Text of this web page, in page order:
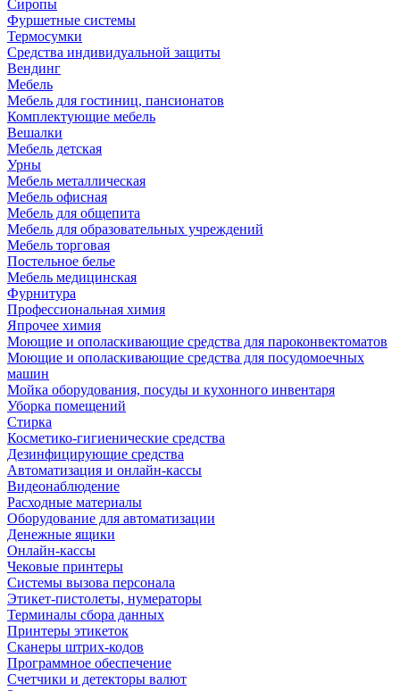
Сиропы
Фуршетные системы
Термосумки
Средства индивидуальной защиты
Вендинг
Мебель
Мебель для гостиниц, пансионатов
Комплектующие мебель
Вешалки
Мебель детская
Урны
Мебель металлическая
Мебель офисная
Мебель для общепита
Мебель для образовательных учреждений
Мебель торговая
Постельное белье
Мебель медицинская
Фурнитура
Профессиональная химия
Япрочее химия
Моющие и ополаскивающие средства для пароконвектоматов
Моющие и ополаскивающие средства для посудомоечных
машин
Мойка оборудования, посуды и кухонного инвентаря
Уборка помещений
Стирка
Косметико-гигиенические средства
Дезинфицирующие средства
Автоматизация и онлайн-кассы
Видеонаблюдение
Расходные материалы
Оборудование для автоматизации
Денежные ящики
Онлайн-кассы
Чековые принтеры
Системы вызова персонала
Этикет-пистолеты, нумераторы
Терминалы сбора данных
Принтеры этикеток
Сканеры штрих-кодов
Программное обеспечение
Счетчики и детекторы валют